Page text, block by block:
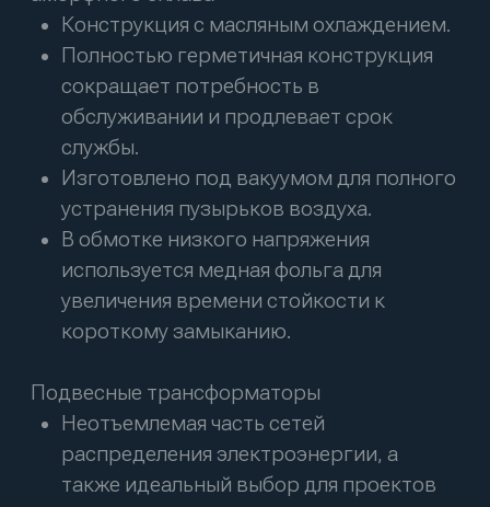
+7 (473) 202-02-09
Отдел продаж
Производство
О нас
Контакты
Продукция
Проекты
Меню
394019, Воронежская обл., г. Воронеж, ул.
связаться
Канал в Дзен